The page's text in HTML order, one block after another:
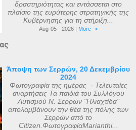
δραστηριότητας και εντάσσεται στο
πλαίσιο της ευρύτερης στρατηγικής της
Κυβέρνησης για τη στήριξη...
Aug-05 - 2026 | More ->
Άποψη των Σερρών, 20 Δεκεμβρίου
2024
Φωτογραφία της ημέρας - Τελευταίες
αναρτήσεις Τα παιδιά του Συλλόγου
Αυτισμού Ν. Σερρών "Ηλιαχτίδα"
απολαμβάνουν την θέα της πόλης των
Σερρών από το
Citizen.ΦωτογραφίαMarianthi...